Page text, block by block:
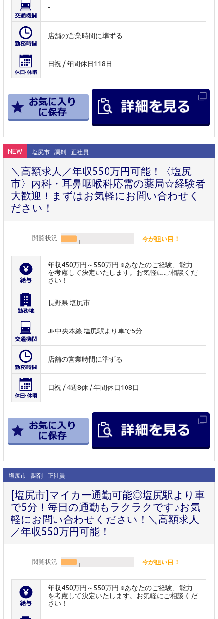
-
店舗の営業時間に準ずる
日祝 / 年間休日118日
NEW 塩尻市 調剤 正社員
＼高額求人／年収550万円可能！〈塩尻
市〉内科・耳鼻咽喉科応需の薬局☆経験者
大歓迎！まずはお気軽にお問い合わせく
ださい！
閲覧状況 今が狙い目！
年収450万円～550万円 ※あなたのご経験、能力
を考慮して決定いたします。お気軽にご相談くだ
さい！
長野県 塩尻市
JR中央本線 塩尻駅より車で5分
店舗の営業時間に準ずる
日祝 / 4週8休 / 年間休日108日
塩尻市 調剤 正社員
[塩尻市]マイカー通勤可能◎塩尻駅より車
で5分！毎日の通勤もラクラクです♪お気
軽にお問い合わせください！＼高額求人
／年収550万円可能！
閲覧状況 今が狙い目！
年収450万円～550万円 ※あなたのご経験、能力
を考慮して決定いたします。お気軽にご相談くだ
さい！